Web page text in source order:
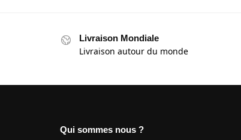
Livraison Mondiale
Livraison autour du monde
Qui sommes nous ?